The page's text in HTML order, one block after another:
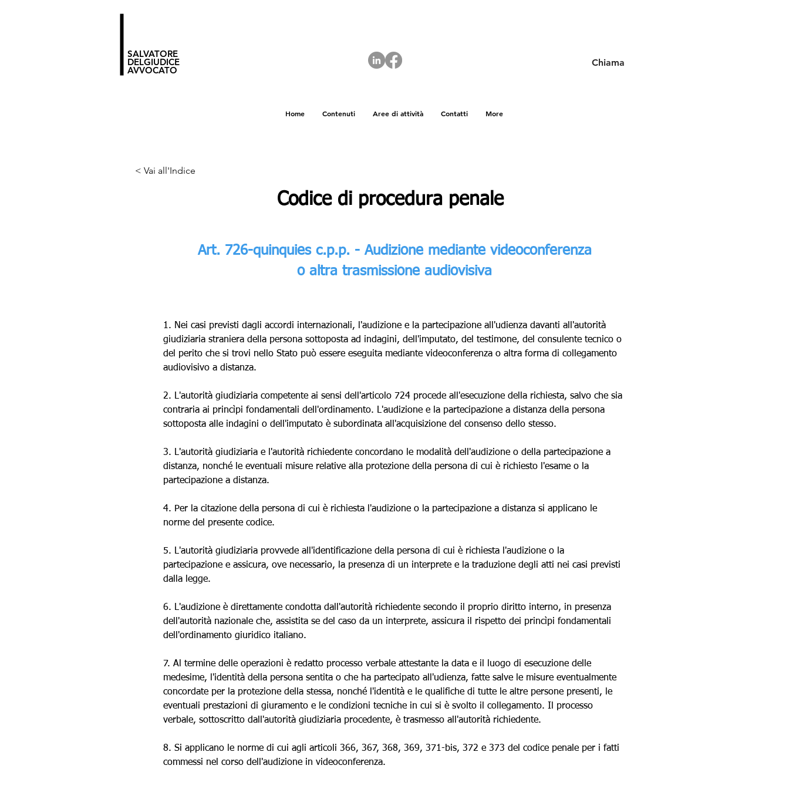
Γ
SALVATORE
DELGIUDICE
AVVOCATO
Chiama
Home Contenuti Aree di attività Contatti More
< Vai all'Indice
Codice di procedura penale
Art. 726-quinquies c.p.p. - Audizione mediante videoconferenza
o altra trasmissione audiovisiva
1. Nei casi previsti dagli accordi internazionali, l'audizione e la partecipazione all'udienza davanti all'autorità
giudiziaria straniera della persona sottoposta ad indagini, dell'imputato, del testimone, del consulente tecnico o
del perito che si trovi nello Stato può essere eseguita mediante videoconferenza o altra forma di collegamento
audiovisivo a distanza.
2. L'autorità giudiziaria competente ai sensi dell'articolo 724 procede all'esecuzione della richiesta, salvo che sia
contraria ai princìpi fondamentali dell'ordinamento. L'audizione e la partecipazione a distanza della persona
sottoposta alle indagini o dell'imputato è subordinata all'acquisizione del consenso dello stesso.
3. L'autorità giudiziaria e l'autorità richiedente concordano le modalità dell'audizione o della partecipazione a
distanza, nonché le eventuali misure relative alla protezione della persona di cui è richiesto l'esame o la
partecipazione a distanza.
4. Per la citazione della persona di cui è richiesta l'audizione o la partecipazione a distanza si applicano le
norme del presente codice.
5. L'autorità giudiziaria provvede all'identificazione della persona di cui è richiesta l'audizione o la
partecipazione e assicura, ove necessario, la presenza di un interprete e la traduzione degli atti nei casi previsti
dalla legge.
6. L'audizione è direttamente condotta dall'autorità richiedente secondo il proprio diritto interno, in presenza
dell'autorità nazionale che, assistita se del caso da un interprete, assicura il rispetto dei princìpi fondamentali
dell'ordinamento giuridico italiano.
7. Al termine delle operazioni è redatto processo verbale attestante la data e il luogo di esecuzione delle
medesime, l'identità della persona sentita o che ha partecipato all'udienza, fatte salve le misure eventualmente
concordate per la protezione della stessa, nonché l'identità e le qualifiche di tutte le altre persone presenti, le
eventuali prestazioni di giuramento e le condizioni tecniche in cui si è svolto il collegamento. Il processo
verbale, sottoscritto dall'autorità giudiziaria procedente, è trasmesso all'autorità richiedente.
8. Si applicano le norme di cui agli articoli 366, 367, 368, 369, 371-bis, 372 e 373 del codice penale per i fatti
commessi nel corso dell'audizione in videoconferenza.